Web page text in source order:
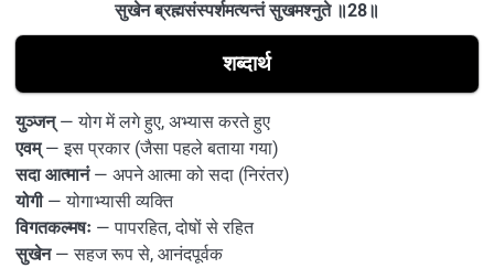
सुखेन ब्रह्मसंस्पर्शमत्यन्तं सुखमश्नुते ॥28॥
शब्दार्थ
युञ्जन्— योग में लगे हुए, अभ्यास करते हुए
एवम्— इस प्रकार (जैसा पहले बताया गया)
सदा आत्मानं— अपने आत्मा को सदा (निरंतर)
योगी— योगाभ्यासी व्यक्ति
विगतकल्मषः — पापरहित, दोषों से रहित
सुखेन— सहज रूप से, आनंदपूर्वक